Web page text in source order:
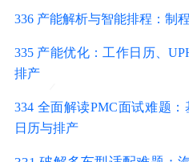
336 产能解析与智能排程：制
335 产能优化：工作日历、
排产
334 全面解读PMC面试难题
日历与排产